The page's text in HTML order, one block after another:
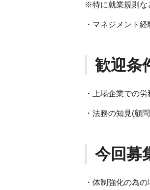
※特に就業規則な
・マネジメント経
歓迎条
・上場企業での労
・法務の知見(顧
今回募
・体制強化の為